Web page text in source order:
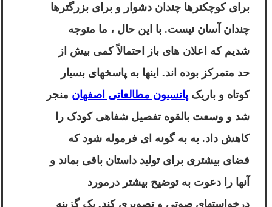
برای کوچکترها چندان دشوار و برای بزرگترها
چندان آسان نیست. با این حال ، ما متوجه
شدیم که اعلان های باز احتمالاً کمی بیش از
حد متمرکز بوده اند. اینها به پاسخهای بسیار
کوتاه و باریک پانسیون مطالعاتی اصفهان منجر
شد و وسعت بالقوه تفصیل شفاهی کودک را
کاهش داد. به به گونه ای فرموله شود که
فضای بیشتری برای تولید داستان باقی بماند و
آنها را دعوت به توضیح بیشتر درمورد
درخواستهای صوتی و تصویری کند. یک گزینه